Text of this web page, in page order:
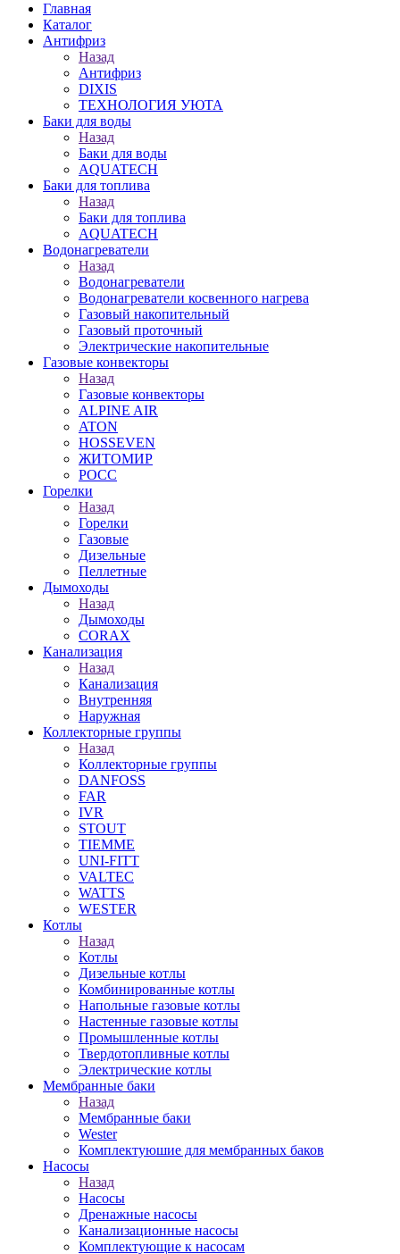
Главная
Каталог
Антифриз
Назад
Антифриз
DIXIS
ТЕХНОЛОГИЯ УЮТА
Баки для воды
Назад
Баки для воды
AQUATECH
Баки для топлива
Назад
Баки для топлива
AQUATECH
Водонагреватели
Назад
Водонагреватели
Водонагреватели косвенного нагрева
Газовый накопительный
Газовый проточный
Электрические накопительные
Газовые конвекторы
Назад
Газовые конвекторы
ALPINE AIR
ATON
HOSSEVEN
ЖИТОМИР
РОСС
Горелки
Назад
Горелки
Газовые
Дизельные
Пеллетные
Дымоходы
Назад
Дымоходы
CORAX
Канализация
Назад
Канализация
Внутренняя
Наружная
Коллекторные группы
Назад
Коллекторные группы
DANFOSS
FAR
IVR
STOUT
TIEMME
UNI-FITT
VALTEC
WATTS
WESTER
Котлы
Назад
Котлы
Дизельные котлы
Комбинированные котлы
Напольные газовые котлы
Настенные газовые котлы
Промышленные котлы
Твердотопливные котлы
Электрические котлы
Мембранные баки
Назад
Мембранные баки
Wester
Комплектуюшие для мембранных баков
Насосы
Назад
Насосы
Дренажные насосы
Канализационные насосы
Комплектующие к насосам